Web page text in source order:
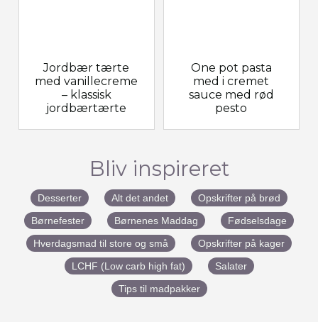
Jordbær tærte
med vanillecreme
– klassisk
jordbærtærte
One pot pasta
med i cremet
sauce med rød
pesto
Bliv inspireret
Desserter Alt det andet
Opskrifter på brød
Børnefester
Børnenes Maddag
Fødselsdage
Hverdagsmad til store og små
Opskrifter på kager
LCHF (Low carb high fat)
Salater
Tips til madpakker